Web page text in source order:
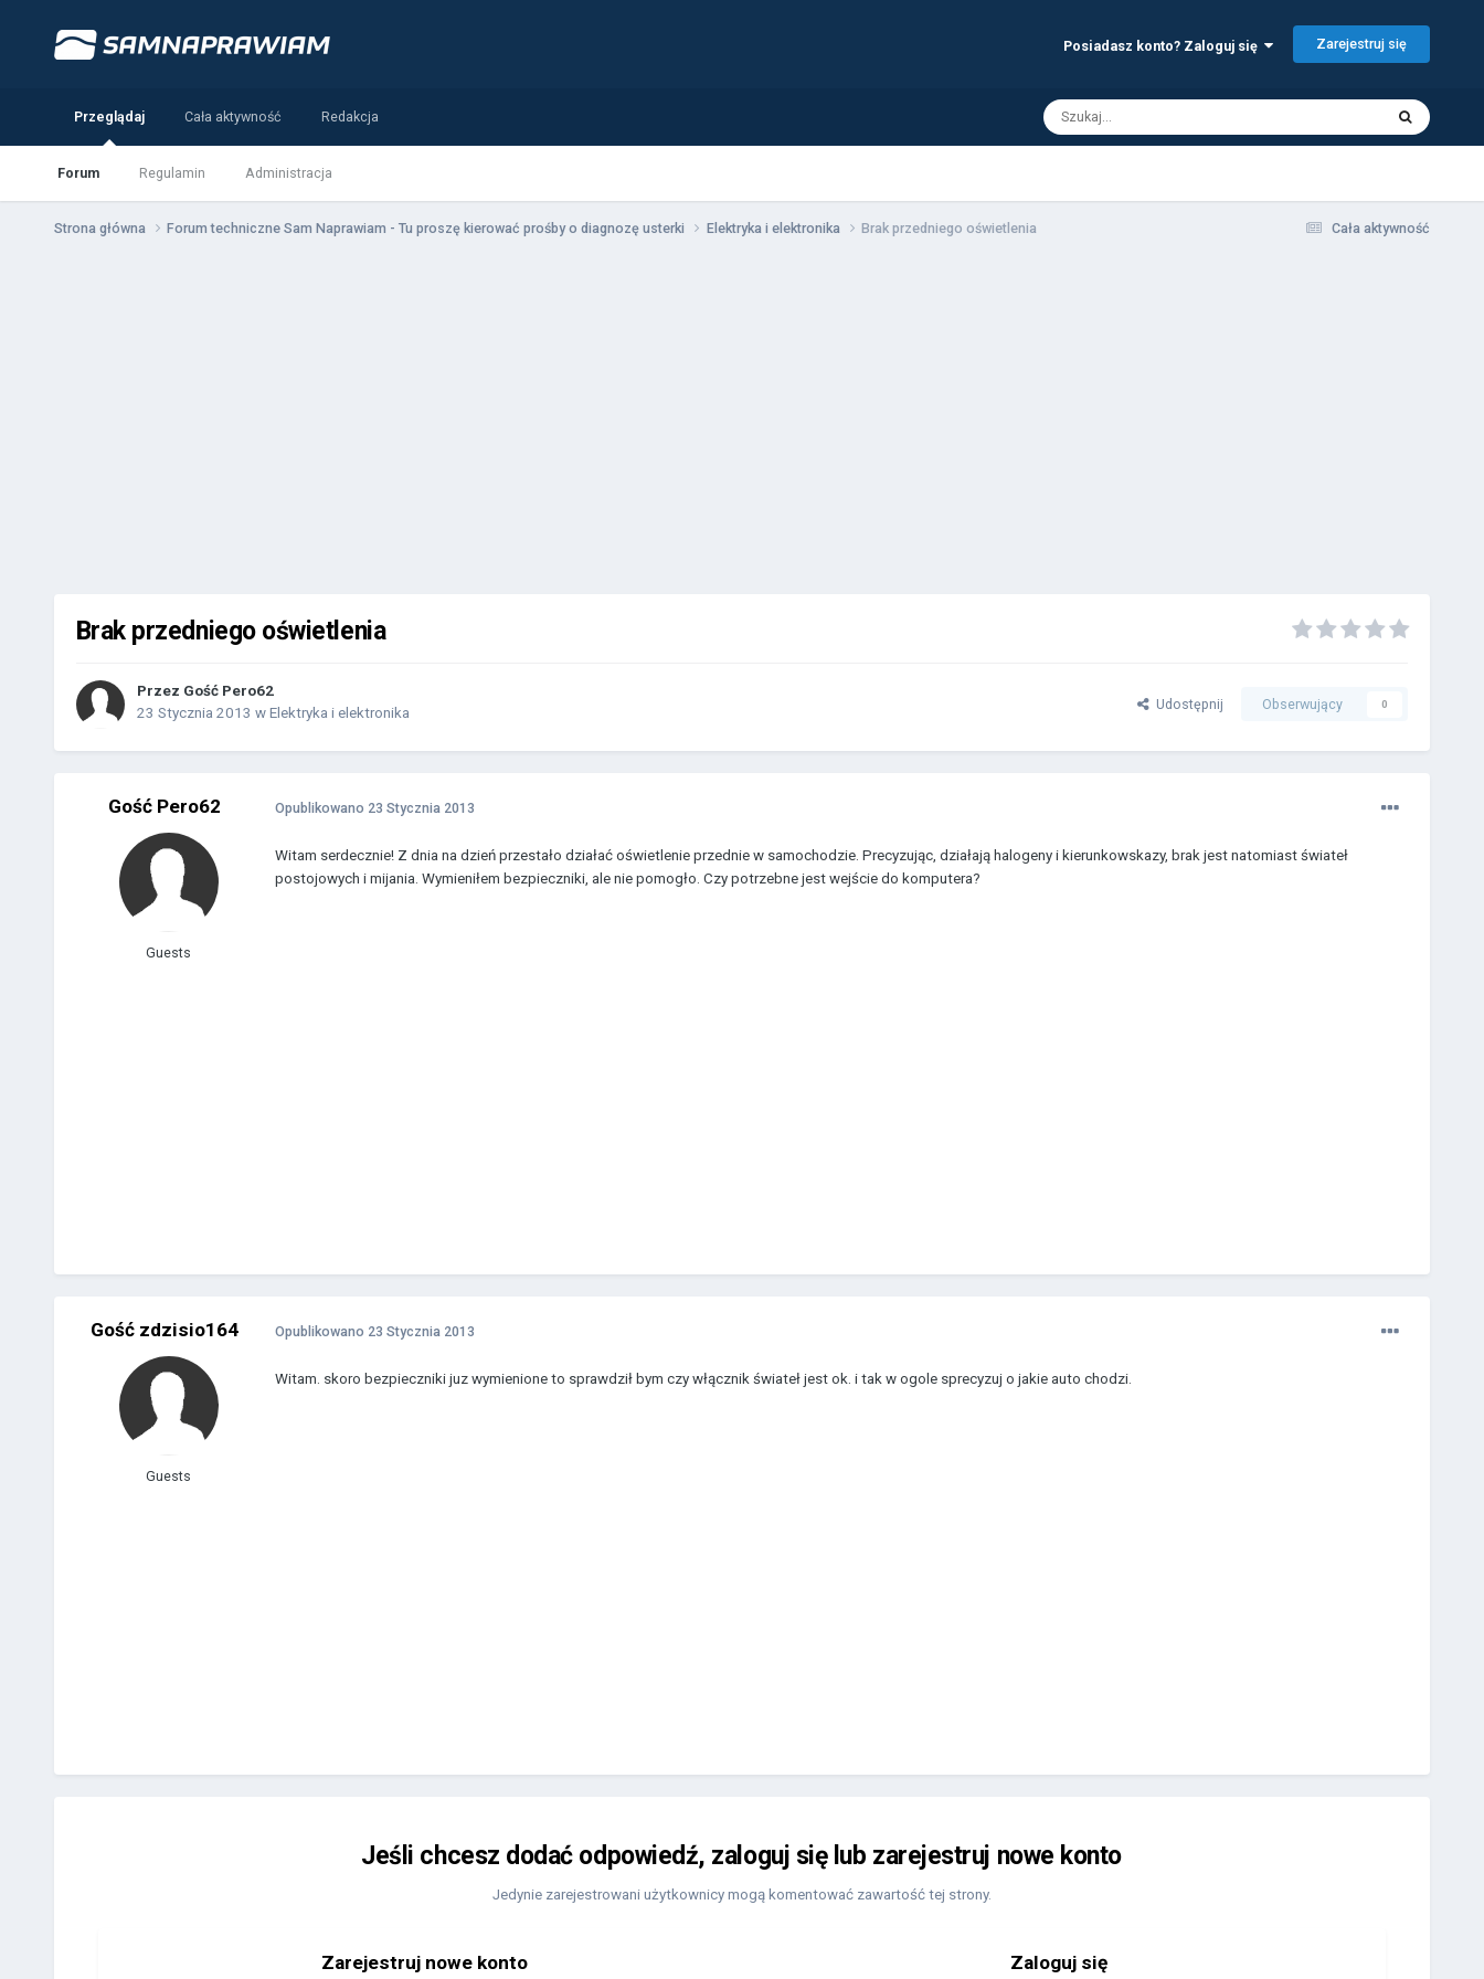
Posiadasz konto? Zaloguj się Zarejestruj się
Przeglądaj
Forum Regulamin Administracja
Cała aktywność Redakcja
Cała aktywność
Strona główna Forum techniczne Sam Naprawiam - Tu proszę kierować prośby o diagnozę usterki Elektryka i elektronika Brak przedniego oświetlenia
Brak przedniego oświetlenia
Przez Gość Pero62
23 Stycznia 2013 w Elektryka i elektronika Udostępnij Obserwujący 0
Gość Pero62
Guests
Opublikowano 23 Stycznia 2013
Witam serdecznie! Z dnia na dzień przestało działać oświetlenie przednie w samochodzie. Precyzując, działają halogeny i kierunkowskazy, brak jest natomiast świateł
postojowych i mijania. Wymieniłem bezpieczniki, ale nie pomogło. Czy potrzebne jest wejście do komputera?
Gość zdzisio164
Guests
Opublikowano 23 Stycznia 2013
Witam. skoro bezpieczniki juz wymienione to sprawdził bym czy włącznik świateł jest ok. i tak w ogole sprecyzuj o jakie auto chodzi.
Jeśli chcesz dodać odpowiedź, zaloguj się lub zarejestruj nowe konto
Jedynie zarejestrowani użytkownicy mogą komentować zawartość tej strony.
Zarejestruj nowe konto Zaloguj się